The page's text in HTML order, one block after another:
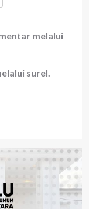
melalui
surel.